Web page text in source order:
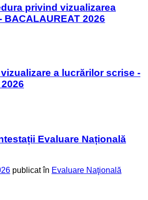
privind vizualizarea
2026
a lucrărilor scrise -
Evaluare Națională
publicat în Evaluare Naţională